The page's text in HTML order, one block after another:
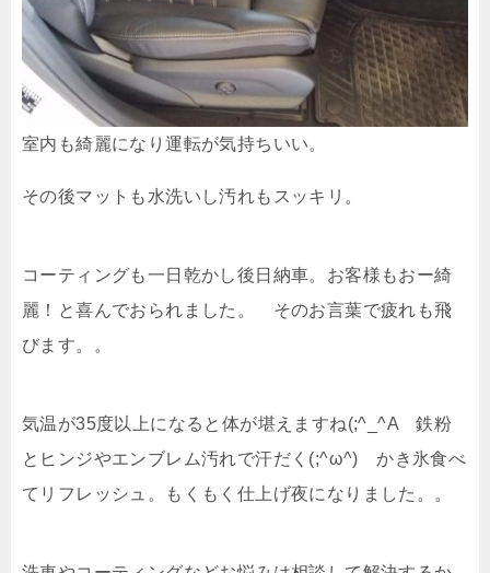
室内も綺麗になり運転が気持ちいい。
その後マットも水洗いし汚れもスッキリ。
コーティングも一日乾かし後日納車。お客様もおー綺
麗！と喜んでおられました。 そのお言葉で疲れも飛
びます。。
気温が35度以上になると体が堪えますね(;^_^A 鉄粉
とヒンジやエンブレム汚れで汗だく(;^ω^) かき氷食べ
てリフレッシュ。もくもく仕上げ夜になりました。。